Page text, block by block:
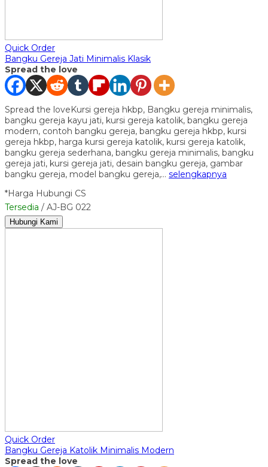
Quick Order
Bangku Gereja Jati Minimalis Klasik
Spread the love
Spread the loveKursi gereja hkbp, Bangku gereja minimalis,
bangku gereja kayu jati, kursi gereja katolik, bangku gereja
modern, contoh bangku gereja, bangku gereja hkbp, kursi
gereja hkbp, harga kursi gereja katolik, kursi gereja katolik,
bangku gereja sederhana, bangku gereja minimalis, bangku
gereja jati, kursi gereja jati, desain bangku gereja, gambar
bangku gereja, model bangku gereja,… selengkapnya
*Harga Hubungi CS
Tersedia / AJ-BG 022
Hubungi Kami
Quick Order
Bangku Gereja Katolik Minimalis Modern
Spread the love